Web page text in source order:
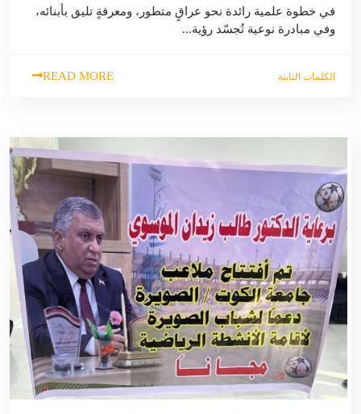
في خطوة علمية رائدة نحو عراقٍ متطور، ومعرفةٍ تليق بأبنائه،
وفي مبادرة نوعية تُجسّد رؤية...
الكلمات الثابتة READ MORE